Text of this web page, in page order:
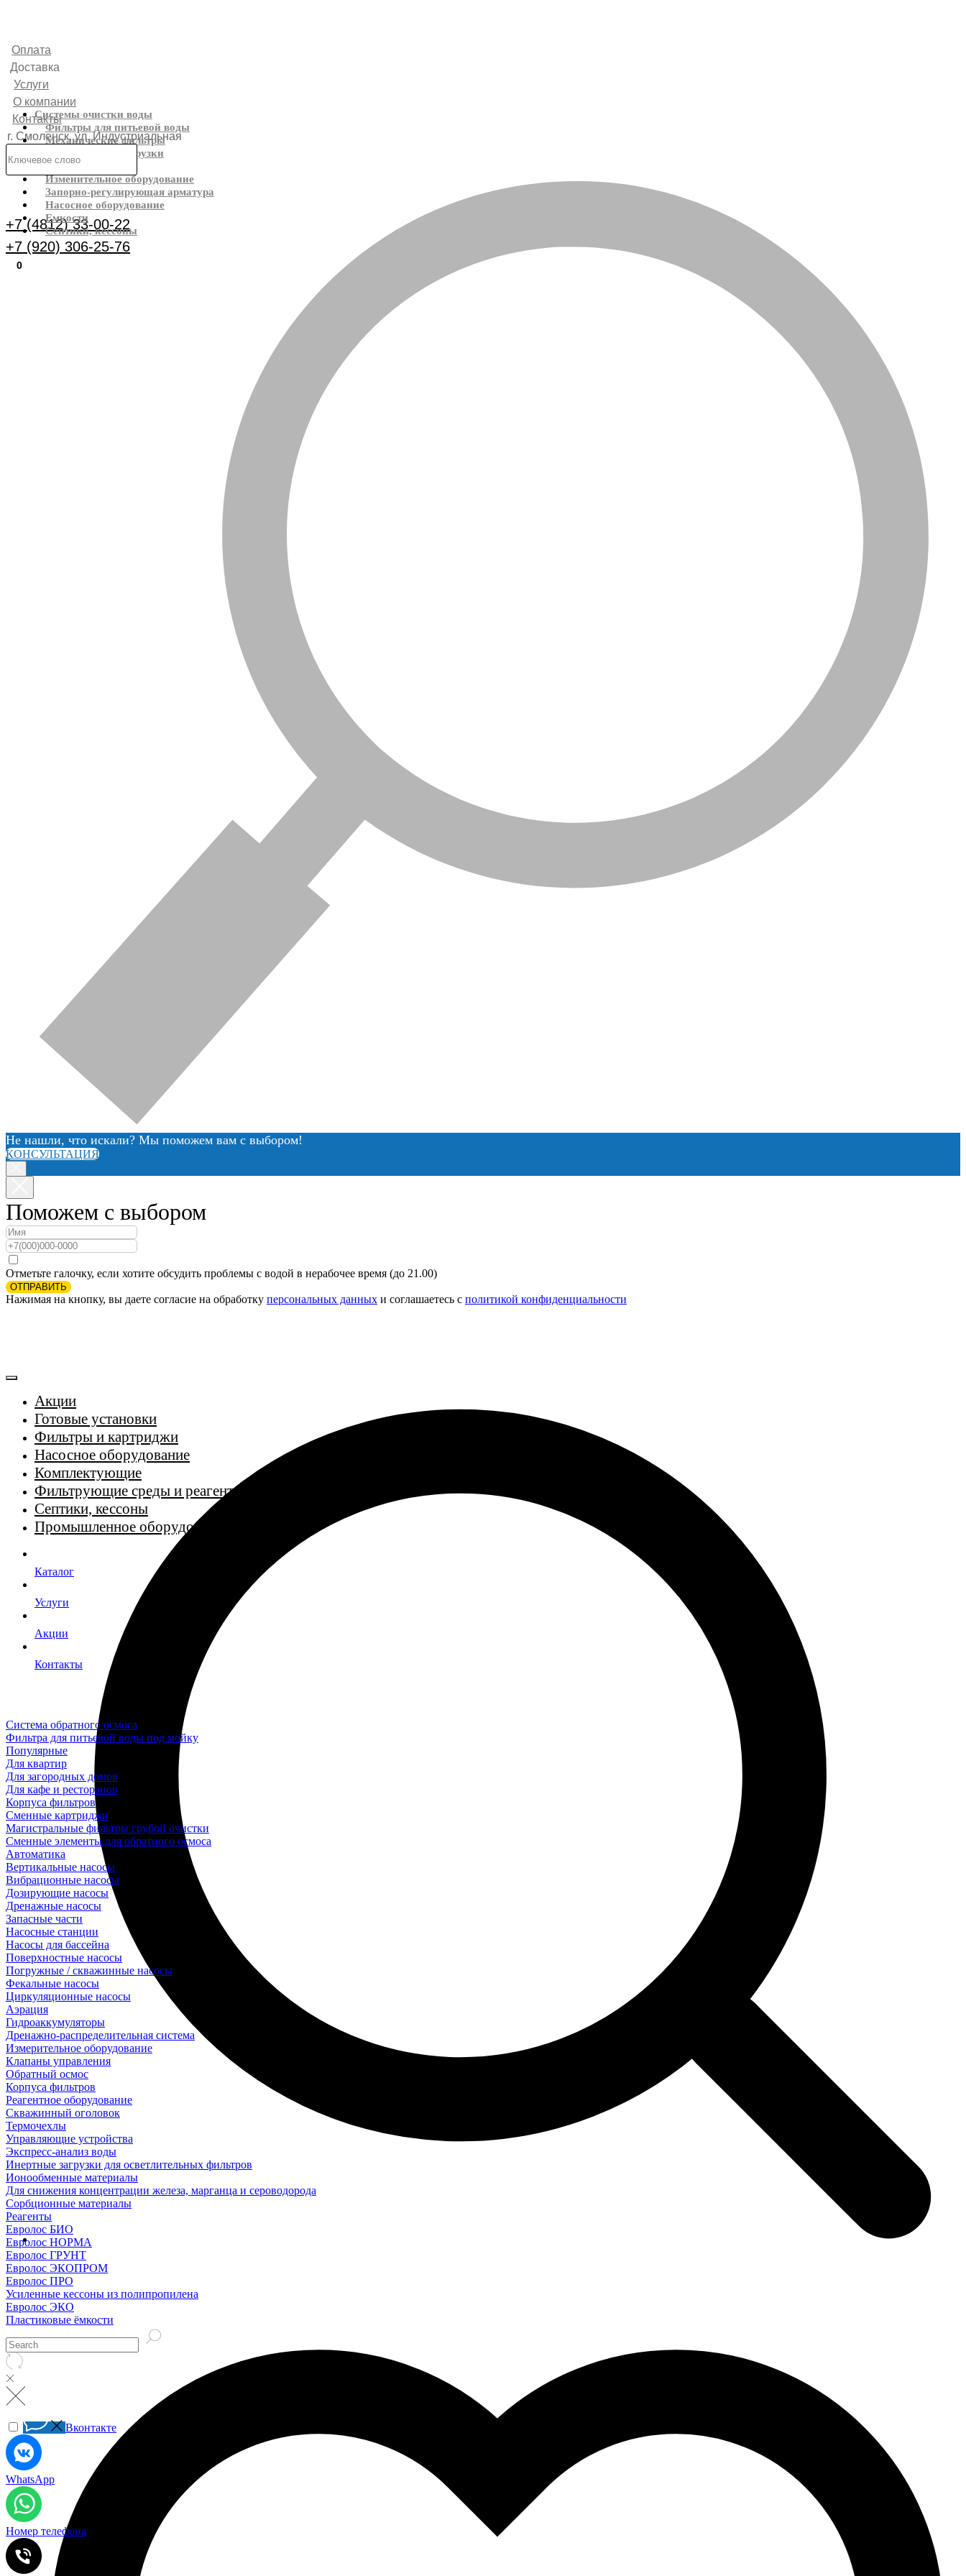
Оплата
Доставка
Услуги
О компании
Контакты
г. Смоленск, ул. Индустриальная
Каталог
+7 (4812) 33-00-22
+7 (920) 306-25-76
0
Системы очистки воды
Фильтры для питьевой воды
Механические фильтры
Фильтрующие загрузки
Реагенты
Изменительное оборудование
Запорно-регулирующая арматура
Насосное оборудование
Емкости
Септики, кессоны
Не нашли, что искали? Мы поможем вам с выбором!
КОНСУЛЬТАЦИЯ
Поможем с выбором
Отметьте галочку, если хотите обсудить проблемы с водой в нерабочее время (до 21.00)
ОТПРАВИТЬ
Нажимая на кнопку, вы даете согласие на обработку персональных данных и соглашаетесь c политикой конфиденциальности
Акции
Готовые установки
Фильтры и картриджи
Насосное оборудование
Комплектующие
Фильтрующие среды и реагенты
Септики, кессоны
Промышленное оборудование
Каталог
Услуги
Акции
Контакты
Система обратного осмоса
Фильтра для питьевой воды под мойку
Популярные
Для квартир
Для загородных домов
Для кафе и ресторанов
Корпуса фильтров
Сменные картриджи
Магистральные фильтры грубой очистки
Сменные элементы для обратного осмоса
Автоматика
Вертикальные насосы
Вибрационные насосы
Дозирующие насосы
Дренажные насосы
Запасные части
Насосные станции
Насосы для бассейна
Поверхностные насосы
Погружные / скважинные насосы
Фекальные насосы
Циркуляционные насосы
Аэрация
Гидроаккумуляторы
Дренажно-распределительная система
Измерительное оборудование
Клапаны управления
Обратный осмос
Корпуса фильтров
Реагентное оборудование
Скважинный оголовок
Термочехлы
Управляющие устройства
Экспресс-анализ воды
Инертные загрузки для осветлительных фильтров
Ионообменные материалы
Для снижения концентрации железа, марганца и сероводорода
Сорбционные материалы
Реагенты
Евролос БИО
Евролос НОРМА
Евролос ГРУНТ
Евролос ЭКОПРОМ
Евролос ПРО
Усиленные кессоны из полипропилена
Евролос ЭКО
Пластиковые ёмкости
Вконтакте
WhatsApp
Номер телефона